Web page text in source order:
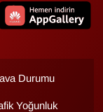
Durumu
Yoğunluk